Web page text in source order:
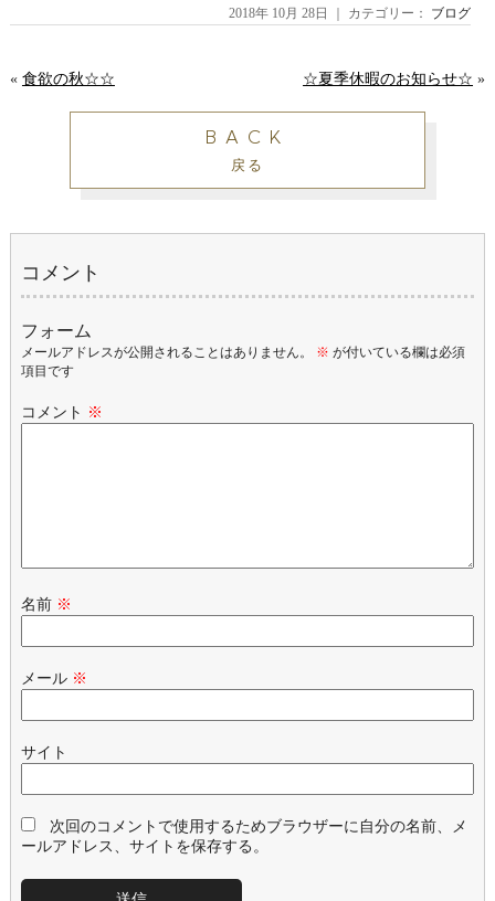
2018年 10月 28日 ｜ カテゴリー： ブログ
« 食欲の秋☆☆ ☆夏季休暇のお知らせ☆ »
BACK
戻る
コメント
フォーム
メールアドレスが公開されることはありません。 ※ が付いている欄は必須
項目です
コメント ※
名前 ※
メール ※
サイト
次回のコメントで使用するためブラウザーに自分の名前、メ
ールアドレス、サイトを保存する。